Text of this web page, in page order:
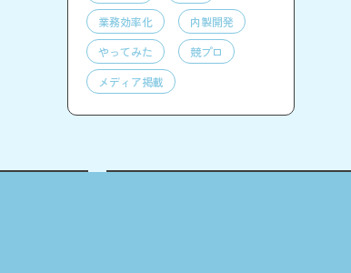
業務効率化
内製開発
やってみた
競プロ
メディア掲載